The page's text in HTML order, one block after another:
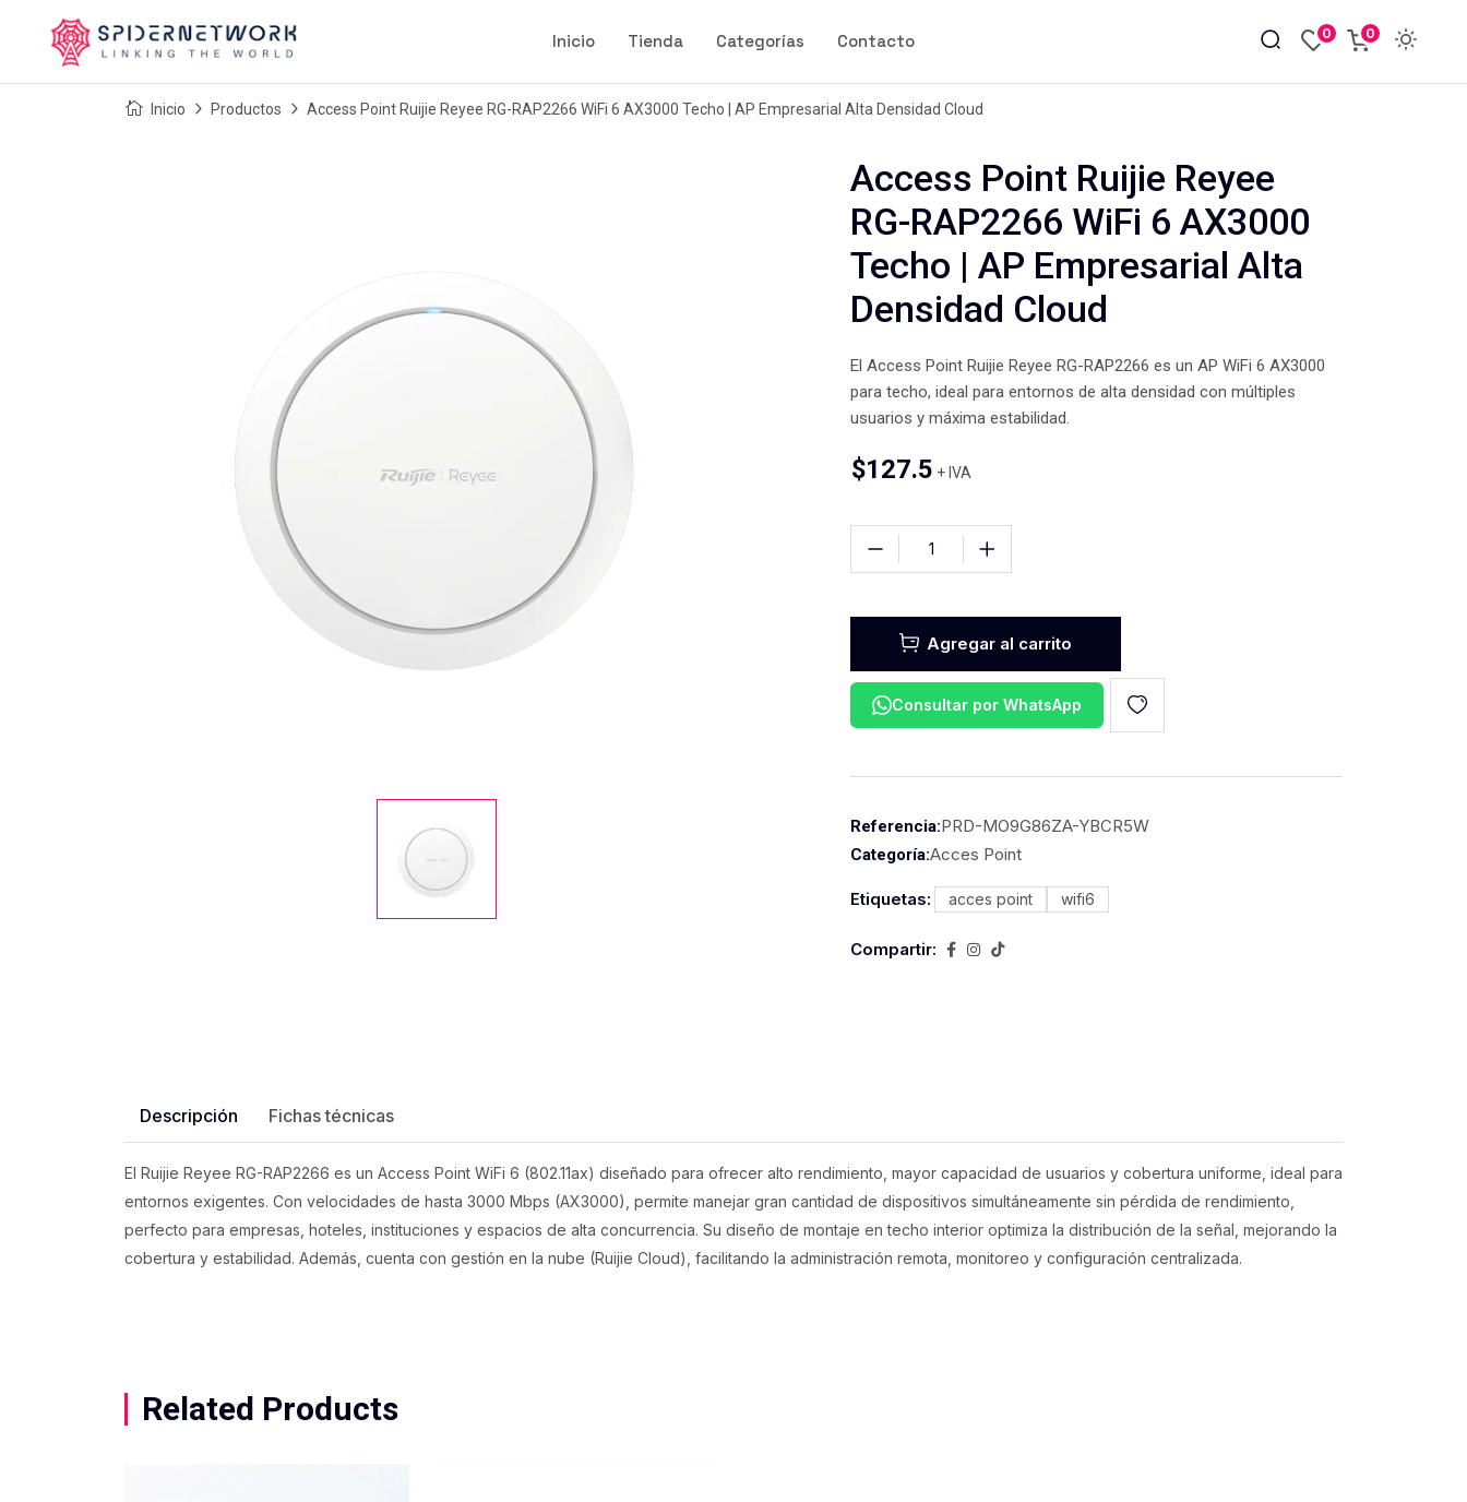
Inicio Tienda Categorías Contacto 0 0
Inicio Productos Access Point Ruijie Reyee RG-RAP2266 WiFi 6 AX3000 Techo | AP Empresarial Alta Densidad Cloud
Access Point Ruijie Reyee
RG-RAP2266 WiFi 6 AX3000
Techo | AP Empresarial Alta
Densidad Cloud
El Access Point Ruijie Reyee RG-RAP2266 es un AP WiFi 6 AX3000
para techo, ideal para entornos de alta densidad con múltiples
usuarios y máxima estabilidad.
$127.5 + IVA
Agregar al carrito
Consultar por WhatsApp
Referencia:PRD-MO9G86ZA-YBCR5W
Categoría:Acces Point
Etiquetas: acces point wifi6
Compartir:
Descripción Fichas técnicas
El Ruijie Reyee RG-RAP2266 es un Access Point WiFi 6 (802.11ax) diseñado para ofrecer alto rendimiento, mayor capacidad de usuarios y cobertura uniforme, ideal para
entornos exigentes. Con velocidades de hasta 3000 Mbps (AX3000), permite manejar gran cantidad de dispositivos simultáneamente sin pérdida de rendimiento,
perfecto para empresas, hoteles, instituciones y espacios de alta concurrencia. Su diseño de montaje en techo interior optimiza la distribución de la señal, mejorando la
cobertura y estabilidad. Además, cuenta con gestión en la nube (Ruijie Cloud), facilitando la administración remota, monitoreo y configuración centralizada.
Related Products